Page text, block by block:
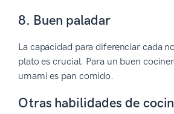
8. Buen paladar
La capacidad para diferenciar cada
plato es crucial. Para un buen
umami es pan comido.
Otras habilidades de